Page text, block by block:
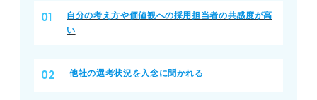
自分の考え方や価値観への採用担当者の共感度が高
い
他社の選考状況を入念に聞かれる